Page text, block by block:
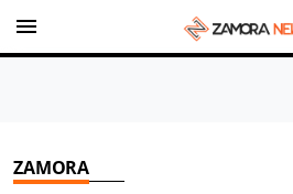
menu
ZAMORA